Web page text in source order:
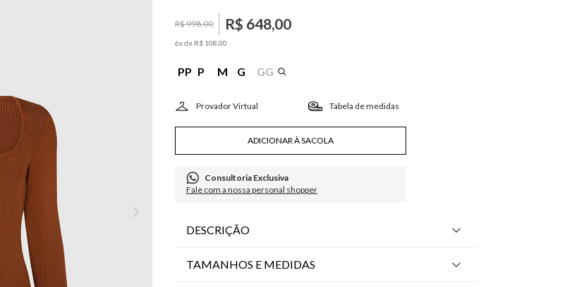
R$998,00 R$ 648,00
6x de R$ 108 00
PP P M G GG
Tabela de medidas
ADICIONAR À SACOLA
Consultoria Exclusiva
Fale com a nossa personal shopper
DESCRIÇÃO
TAMANHOS E MEDIDAS